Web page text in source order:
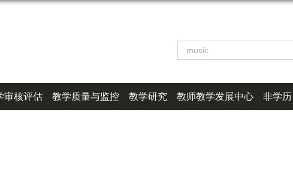
审核评估 教学质量与监控 教学研究 教师教学发展中心 非学历